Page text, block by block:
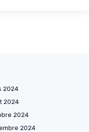
2024
2024
2024
2024